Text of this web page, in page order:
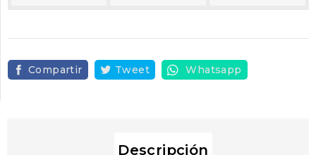
Compartir Tweet Whatsapp
Descripción